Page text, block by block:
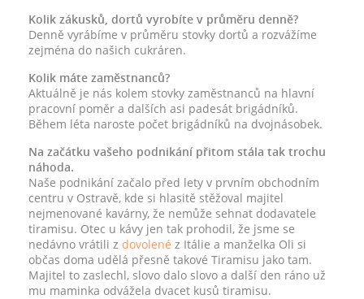
Kolik zákusků, dortů vyrobíte v průměru denně?
Denně vyrábíme v průměru stovky dortů a rozvážíme
zejména do našich cukráren.
Kolik máte zaměstnanců?
Aktuálně je nás kolem stovky zaměstnanců na hlavní
pracovní poměr a dalších asi padesát brigádníků.
Během léta naroste počet brigádníků na dvojnásobek.
Na začátku vašeho podnikání přitom stála tak trochu
náhoda.
Naše podnikání začalo před lety v prvním obchodním
centru v Ostravě, kde si hlasitě stěžoval majitel
nejmenované kavárny, že nemůže sehnat dodavatele
tiramisu. Otec u kávy jen tak prohodil, že jsme se
nedávno vrátili z dovolené z Itálie a manželka Oli si
občas doma udělá přesně takové Tiramisu jako tam.
Majitel to zaslechl, slovo dalo slovo a další den ráno už
mu maminka odvážela dvacet kusů tiramisu.